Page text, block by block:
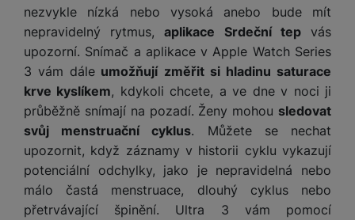
nezvykle nízká nebo vysoká anebo bude mít
nepravidelný rytmus,aplikace Srdeční tepvás
upozorní. Snímač a aplikace v Apple Watch Series
3 vám dále umožňují změřit si hladinu saturace
krve kyslíkem, kdykoli chcete, a ve dne v noci ji
průběžně snímají na pozadí. Ženy mohou sledovat
svůj menstruační cyklus. Můžete se nechat
upozornit, když záznamy v historii cyklu vykazují
potenciální odchylky, jako je nepravidelná nebo
málo častá menstruace, dlouhý cyklus nebo
přetrvávající špinění. Ultra 3 vám pomocí